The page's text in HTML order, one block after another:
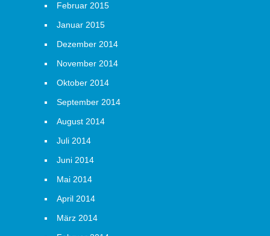
Februar 2015
Januar 2015
Dezember 2014
November 2014
Oktober 2014
September 2014
August 2014
Juli 2014
Juni 2014
Mai 2014
April 2014
März 2014